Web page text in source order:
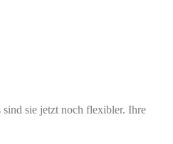
sie jetzt noch flexibler. Ihre